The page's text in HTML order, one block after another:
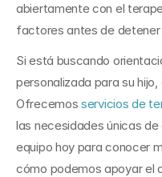
abiertamente con el
factores antes de detener
Si está buscando
personalizada para su
Ofrecemos servicios de
las necesidades únicas
equipo hoy para conocer
cómo podemos apoyar el